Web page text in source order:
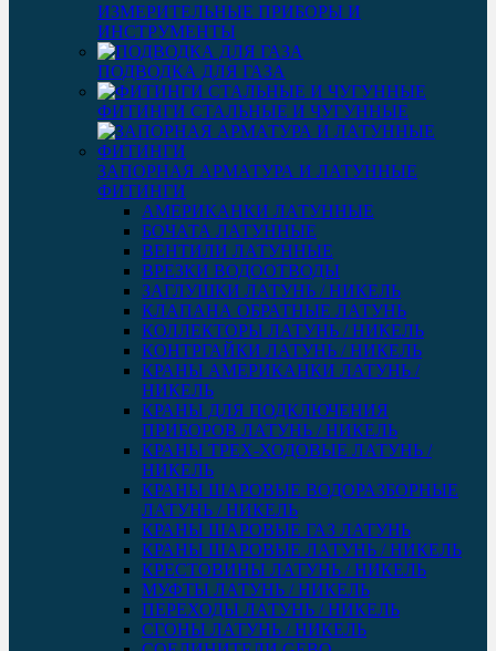
ИЗМЕРИТЕЛЬНЫЕ ПРИБОРЫ И
ИНСТРУМЕНТЫ
ПОДВОДКА ДЛЯ ГАЗА
ФИТИНГИ СТАЛЬНЫЕ И ЧУГУННЫЕ
ЗАПОРНАЯ АРМАТУРА И ЛАТУННЫЕ
ФИТИНГИ
АМЕРИКАНКИ ЛАТУННЫЕ
БОЧАТА ЛАТУННЫЕ
ВЕНТИЛИ ЛАТУННЫЕ
ВРЕЗКИ ВОДООТВОДЫ
ЗАГЛУШКИ ЛАТУНЬ / НИКЕЛЬ
КЛАПАНА ОБРАТНЫЕ ЛАТУНЬ
КОЛЛЕКТОРЫ ЛАТУНЬ / НИКЕЛЬ
КОНТРГАЙКИ ЛАТУНЬ / НИКЕЛЬ
КРАНЫ АМЕРИКАНКИ ЛАТУНЬ /
НИКЕЛЬ
КРАНЫ ДЛЯ ПОДКЛЮЧЕНИЯ
ПРИБОРОВ ЛАТУНЬ / НИКЕЛЬ
КРАНЫ ТРЕХ-ХОДОВЫЕ ЛАТУНЬ /
НИКЕЛЬ
КРАНЫ ШАРОВЫЕ ВОДОРАЗБОРНЫЕ
ЛАТУНЬ / НИКЕЛЬ
КРАНЫ ШАРОВЫЕ ГАЗ ЛАТУНЬ
КРАНЫ ШАРОВЫЕ ЛАТУНЬ / НИКЕЛЬ
КРЕСТОВИНЫ ЛАТУНЬ / НИКЕЛЬ
МУФТЫ ЛАТУНЬ / НИКЕЛЬ
ПЕРЕХОДЫ ЛАТУНЬ / НИКЕЛЬ
СГОНЫ ЛАТУНЬ / НИКЕЛЬ